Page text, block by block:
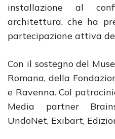
installazione al
architettura, che ha
partecipazione attiva
Con il sostegno del
Romana, della
e Ravenna. Col
Media partner
UndoNet, Exibart,